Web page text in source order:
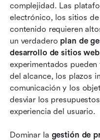
complejidad. Las
electrónico, los sitios
contenido requieren
un verdadero plan de
desarrollo de sitios web
experimentados
del alcance, los plazos
comunicación y los
desviar los
experiencia del usuario.
Dominar la gestión de
Preguntas frecuentes
Lectura relacionada